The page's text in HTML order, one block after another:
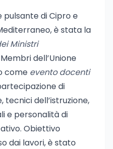
pulsante di Cipro e
è stata la
Ministri
dell’Unione
come evento docenti
di
tecnici dell’istruzione,
e personalità di
Obiettivo
dai lavori, è stato